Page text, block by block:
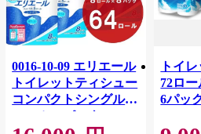
0016-10-09 エリエール
トイレットティシュー
コンパクトシングル 8
ロール×8パック 64ロ
トイ
72ロ
6パッ